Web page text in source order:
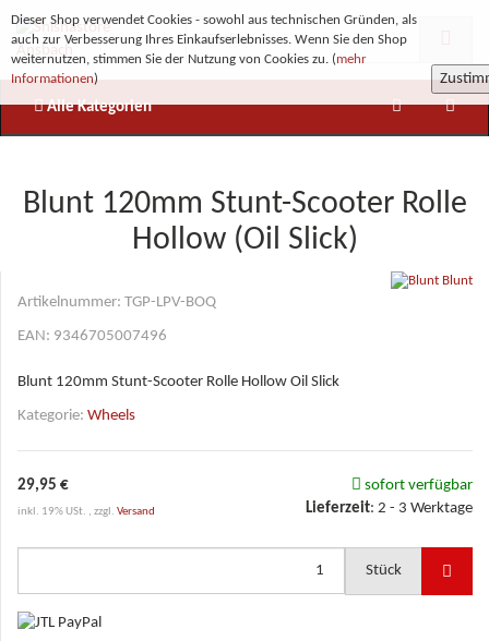
Alle Kategorien
Blunt 120mm Stunt-Scooter Rolle
Hollow (Oil Slick)
Blunt
Artikelnummer: TGP-LPV-BOQ
EAN: 9346705007496
Blunt 120mm Stunt-Scooter Rolle Hollow Oil Slick
Kategorie: Wheels
29,95 €
inkl. 19% USt. , zzgl. Versand
sofort verfügbar
Lieferzeit: 2 - 3 Werktage
Stück
Dieser Shop verwendet Cookies - sowohl aus technischen Gründen, als
auch zur Verbesserung Ihres Einkaufserlebnisses. Wenn Sie den Shop
weiternutzen, stimmen Sie der Nutzung von Cookies zu. (mehr
Informationen)